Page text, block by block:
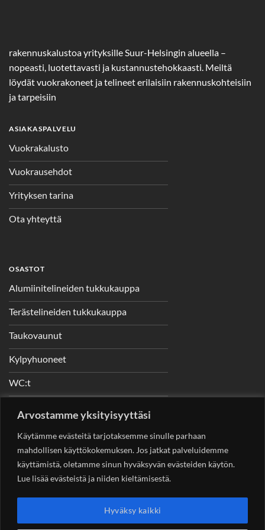
Arvostamme yksityisyyttäsi
Käytämme evästeitä tarjotaksemme sinulle parhaan
mahdollisen käyttökokemuksen. Jos jatkat palveluidemme
käyttämistä, oletamme sinun hyväksyvän evästeiden käytön.
Lue lisää evästeistä ja niiden kieltämisestä.
Hyväksy kaikki
rakennuskalustoa yrityksille Suur-Helsingin alueella –
nopeasti, luotettavasti ja kustannustehokkaasti. Meiltä
löydät vuokrakoneet ja telineet erilaisiin rakennuskohteisiin
ja tarpeisiin
ASIAKASPALVELU
Vuokrakalusto
Vuokrausehdot
Yrityksen tarina
Ota yhteyttä
OSASTOT
Alumiinitelineiden tukkukauppa
Terästelineiden tukkukauppa
Taukovaunut
Kylpyhuoneet
WC:t
YHTEYSTIEDOT
Helsingin Rakennuskonevuokraus OySotungintie 449,
00890 Helsinki 0400 99 53 63
asiakaspalvelu@rakennuskonevuokraus.fi